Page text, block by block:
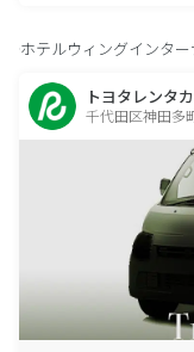
ホテルウィングインタ
トヨタレンタ
千代田区神田多